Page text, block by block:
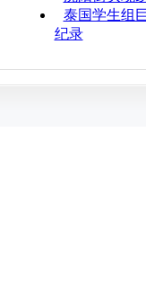
泰国学生组
纪录